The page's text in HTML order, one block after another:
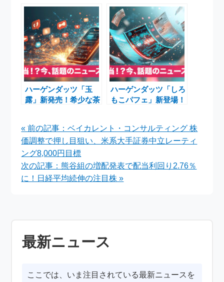
「ロイヤルミルクティ
ークランチ」バー
2026年1月20日発売
演、ゆずホワイトショ
コラが期間限定発売
ハーゲンダッツ「玉
露」新発売！希少な茶
ハーゲンダッツ「しろ
もこパフェ」新登場！
略
« 前の記事：ベイカレント・コンサルティング 株
価調整で押し目狙い、米系大手証券中立レーティ
ング8,000円目標
次の記事：熊谷組の増配発表で配当利回り2.76％
に！日経平均続伸の注目株 »
最新ニュース
ここでは、いま注目されている最新ニュースを